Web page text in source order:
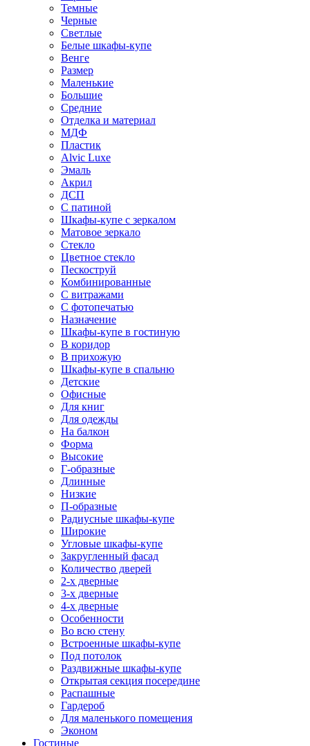
Темные
Черные
Светлые
Белые шкафы-купе
Венге
Размер
Маленькие
Большие
Средние
Отделка и материал
МДФ
Пластик
Alvic Luxe
Эмаль
Акрил
ДСП
С патиной
Шкафы-купе с зеркалом
Матовое зеркало
Стекло
Цветное стекло
Пескоструй
Комбинированные
С витражами
С фотопечатью
Назначение
Шкафы-купе в гостиную
В коридор
В прихожую
Шкафы-купе в спальню
Детские
Офисные
Для книг
Для одежды
На балкон
Форма
Высокие
Г-образные
Длинные
Низкие
П-образные
Радиусные шкафы-купе
Широкие
Угловые шкафы-купе
Закругленный фасад
Количество дверей
2-х дверные
3-х дверные
4-х дверные
Особенности
Во всю стену
Встроенные шкафы-купе
Под потолок
Раздвижные шкафы-купе
Открытая секция посередине
Распашные
Гардероб
Для маленького помещения
Эконом
Гостиные